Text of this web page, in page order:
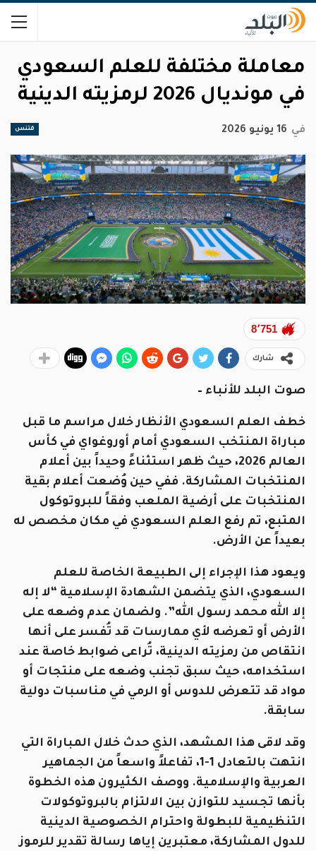
معاملة مختلفة للعلم السعودي
في مونديال 2026 لرمزيته الدينية
فتنس في 16 يونيو 2026
8٬751
شارك
صوت البلد للأنباء –
خطف العلم السعودي الأنظار خلال مراسم ما قبل
مباراة المنتخب السعودي أمام أوروغواي في كأس
العالم 2026، حيث ظهر استثناءً وحيداً بين أعلام
المنتخبات المشاركة. ففي حين وُضعت أعلام بقية
المنتخبات على أرضية الملعب وفقاً للبروتوكول
المتبع، تم رفع العلم السعودي في مكان مخصص له
بعيداً عن الأرض.
ويعود هذا الإجراء إلى الطبيعة الخاصة للعلم
السعودي، الذي يتضمن الشهادة الإسلامية “لا إله
إلا الله محمد رسول الله”. ولضمان عدم وضعه على
الأرض أو تعرضه لأي ممارسات قد تُفسر على أنها
انتقاص من رمزيته الدينية، تُراعى ضوابط خاصة عند
استخدامه، حيث سبق تجنب وضعه على منتجات أو
مواد قد تتعرض للدوس أو الرمي في مناسبات دولية
سابقة.
وقد لاقى هذا المشهد، الذي حدث خلال المباراة التي
انتهت بالتعادل 1-1، تفاعلاً واسعاً من الجماهير
العربية والإسلامية. ووصف الكثيرون هذه الخطوة
بأنها تجسيد للتوازن بين الالتزام بالبروتوكولات
التنظيمية للبطولة واحترام الخصوصية الدينية
للدول المشاركة، معتبرين إياها رسالة تقدير للرموز